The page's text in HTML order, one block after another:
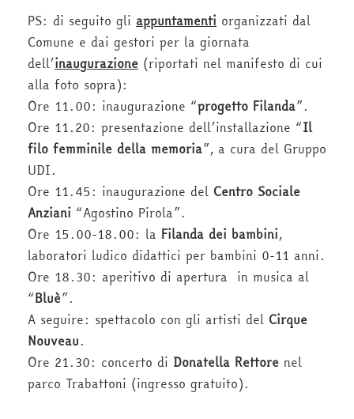
PS: di seguito gli appuntamenti organizzati dal
Comune e dai gestori per la giornata
dell’inaugurazione (riportati nel manifesto di cui
alla foto sopra):
Ore 11.00: inaugurazione “progetto Filanda”.
Ore 11.20: presentazione dell’installazione “Il
filo femminile della memoria”, a cura del Gruppo
UDI.
Ore 11.45: inaugurazione del Centro Sociale
Anziani “Agostino Pirola”.
Ore 15.00-18.00: la Filanda dei bambini,
laboratori ludico didattici per bambini 0-11 anni.
Ore 18.30: aperitivo di apertura in musica al
“Bluè”.
A seguire: spettacolo con gli artisti del Cirque
Nouveau.
Ore 21.30: concerto di Donatella Rettore nel
parco Trabattoni (ingresso gratuito).